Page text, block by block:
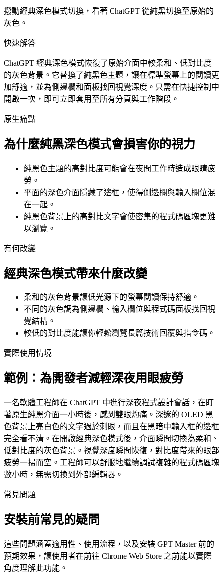
撥動經典深色模式切換，看著 ChatGPT 從純黑切換至原始的
灰色。
快速解答
ChatGPT 經典深色模式恢復了原始介面中較柔和、低對比度
的灰色背景。它替換了純黑色主題，讓在標準螢幕上的閱讀更
加舒適，並為側邊欄和面板找回視覺深度。只需在快捷控制中
開啟一次，即可立即套用至所有分頁與工作階段。
原生痛點
為什麼純黑深色模式會損害你的視力
純黑色主題的高對比度可能會在夜間工作時造成眼睛疲
勞。
平面的深色介面隱藏了邊框，使得側邊欄與輸入欄位混
在一起。
純黑色背景上的高對比文字會使密集的程式碼區塊更難
以瀏覽。
有何改變
經典深色模式帶來什麼改變
柔和的灰色背景讓低光源下的螢幕閱讀保持舒適。
不同的灰色調為側邊欄、輸入欄位與程式碼面板找回視
覺結構。
較低的對比度能讓你輕鬆瀏覽長篇技術回覆與指令碼。
實際使用情境
範例：為開發者減輕深夜用眼疲勞
一名軟體工程師在 ChatGPT 中進行深夜程式設計會話，在盯
著原生純黑介面一小時後，感到雙眼灼痛。深邃的 OLED 黑
色背景上亮白色的文字過於刺眼，而且在黑暗中輸入框的邊框
完全看不清。在開啟經典深色模式後，介面瞬間切換為柔和、
低對比度的灰色背景。視覺深度瞬間恢復，對比度帶來的眼部
疲勞一掃而空。工程師可以舒服地繼續調試複雜的程式碼區塊
數小時，無需切換到外部編輯器。
常見問題
安裝前常見的疑問
這些問題涵蓋適用性、使用流程，以及安裝 GPT Master 前的
預期效果，讓使用者在前往 Chrome Web Store 之前能以實際
角度理解此功能。